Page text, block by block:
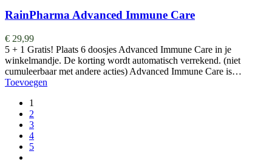
RainPharma Advanced Immune Care
€ 29,99
5 + 1 Gratis! Plaats 6 doosjes Advanced Immune Care in je
winkelmandje. De korting wordt automatisch verrekend. (niet
cumuleerbaar met andere acties) Advanced Immune Care is…
Toevoegen
1
2
3
4
5